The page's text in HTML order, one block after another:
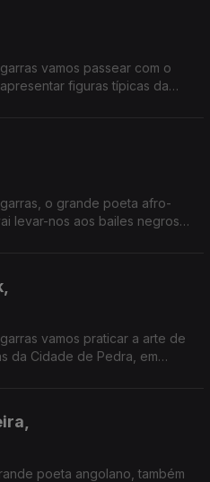
vamos passear com o
figuras típicas da
levar-nos aos bailes negros
da Cidade de Pedra, em
poeta angolano, também